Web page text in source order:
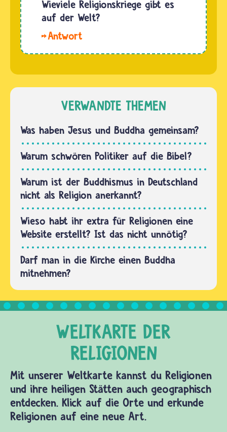
Ziel der
meisten…
beantworten.
Grund
für ein
davon ab,
Herrscher
wozu…
Wieviele Religionskriege gibt es
auf der Welt?
Zahl
kann
nennen.
Forschende
sagen,
dass
Religion
allein
fast nie
die
Hauptursache
für…
VERWANDTE THEMEN
Was haben Jesus und Buddha gemeinsam?
Warum schwören Politiker auf die Bibel?
Warum ist der Buddhismus in Deutschland
nicht als Religion anerkannt?
Wieso habt ihr extra für Religionen eine
Website erstellt? Ist das nicht unnötig?
Darf man in die Kirche einen Buddha
mitnehmen?
Mit unserer Weltkarte kannst du Religionen
und ihre heiligen Stätten auch geographisch
entdecken. Klick auf die Orte und erkunde
Religionen auf eine neue Art.